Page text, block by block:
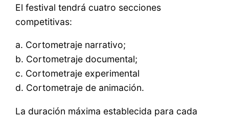
El festival tendrá cuatro secciones
competitivas:
a. Cortometraje narrativo;
b. Cortometraje documental;
c. Cortometraje experimental
d. Cortometraje de animación.
La duración máxima establecida para cada